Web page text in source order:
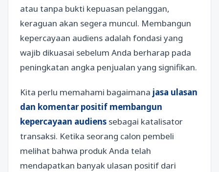
atau tanpa bukti kepuasan pelanggan,
keraguan akan segera muncul. Membangun
kepercayaan audiens adalah fondasi yang
wajib dikuasai sebelum Anda berharap pada
peningkatan angka penjualan yang signifikan.
Kita perlu memahami bagaimana jasa ulasan
dan komentar positif membangun
kepercayaan audiens sebagai katalisator
transaksi. Ketika seorang calon pembeli
melihat bahwa produk Anda telah
mendapatkan banyak ulasan positif dari